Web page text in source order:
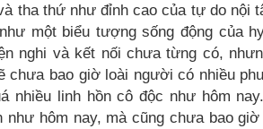
tha thứ như đỉnh cao của tự do nội
một biểu tượng sống động của
nghi và kết nối chưa từng có,
chưa bao giờ loài người có nhiều
nhiều linh hồn cô độc như hôm
hôm nay, mà cũng chưa bao